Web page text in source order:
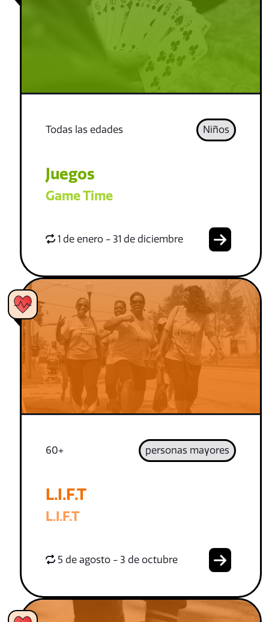
Todas las edades Niños
Juegos
Game Time
1 de enero - 31 de diciembre
60+ personas mayores
L.I.F.T
L.I.F.T
5 de agosto - 3 de octubre